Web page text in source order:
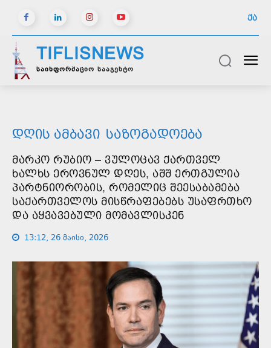
ᲥᲐ
TIFLISNEWS
საინფორმაციო სააგენტო
ᲓᲦᲘᲡ ᲐᲛᲑᲐᲕᲘ ᲡᲐᲖᲝᲒᲐᲓᲝᲔᲑᲐ
ᲛᲐᲠᲙᲝ ᲠᲣᲑᲘᲝ – ᲕᲣᲚᲝᲪᲐᲕ ᲥᲐᲠᲗᲕᲔᲚ
ᲮᲐᲚᲮᲡ ᲔᲠᲝᲕᲜᲣᲚ ᲓᲦᲔᲡ, ᲐᲨᲨ ᲔᲠᲗᲒᲣᲚᲘᲐ
ᲞᲐᲠᲢᲜᲘᲝᲠᲝᲑᲘᲡ, ᲠᲝᲛᲔᲚᲘᲪ ᲨᲔᲔᲡᲐᲑᲐᲛᲔᲑᲐ
ᲡᲐᲥᲐᲠᲗᲕᲔᲚᲝᲡ ᲛᲘᲡᲬᲠᲐᲤᲔᲑᲔᲑᲡ ᲣᲡᲐᲤᲠᲗᲮᲝ
ᲓᲐ ᲐᲧᲕᲐᲕᲔᲑᲣᲚᲘ ᲛᲝᲛᲐᲕᲚᲘᲡᲙᲔᲜ
13:12, 26 მაისი, 2026